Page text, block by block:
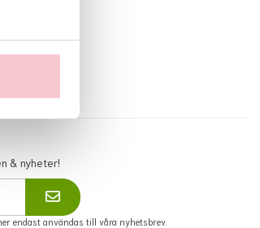
& nyheter!
endast användas till våra nyhetsbrev.